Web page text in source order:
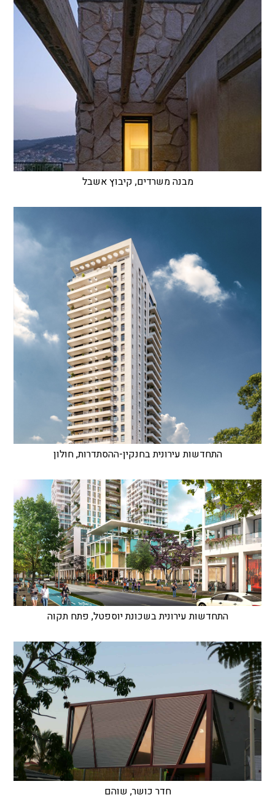
מבנה משרדים, קיבוץ אשבל
התחדשות עירונית בחנקין-ההסתדרות, חולון
התחדשות עירונית בשכונת יוספטל, פתח תקוה
חדר כושר, שוהם